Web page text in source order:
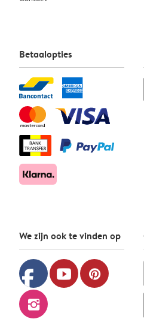
Betaalopties
We zijn ook te vinden op
facebook youtube pinterest
instagram